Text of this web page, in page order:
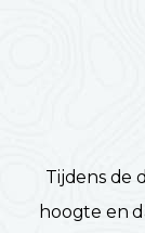
Tijdens de
hoogte en